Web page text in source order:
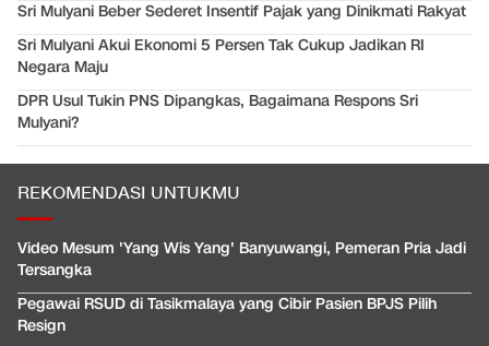
Sri Mulyani Beber Sederet Insentif Pajak yang Dinikmati Rakyat
Sri Mulyani Akui Ekonomi 5 Persen Tak Cukup Jadikan RI
Negara Maju
DPR Usul Tukin PNS Dipangkas, Bagaimana Respons Sri
Mulyani?
REKOMENDASI UNTUKMU
Video Mesum 'Yang Wis Yang' Banyuwangi, Pemeran Pria Jadi
Tersangka
Pegawai RSUD di Tasikmalaya yang Cibir Pasien BPJS Pilih
Resign